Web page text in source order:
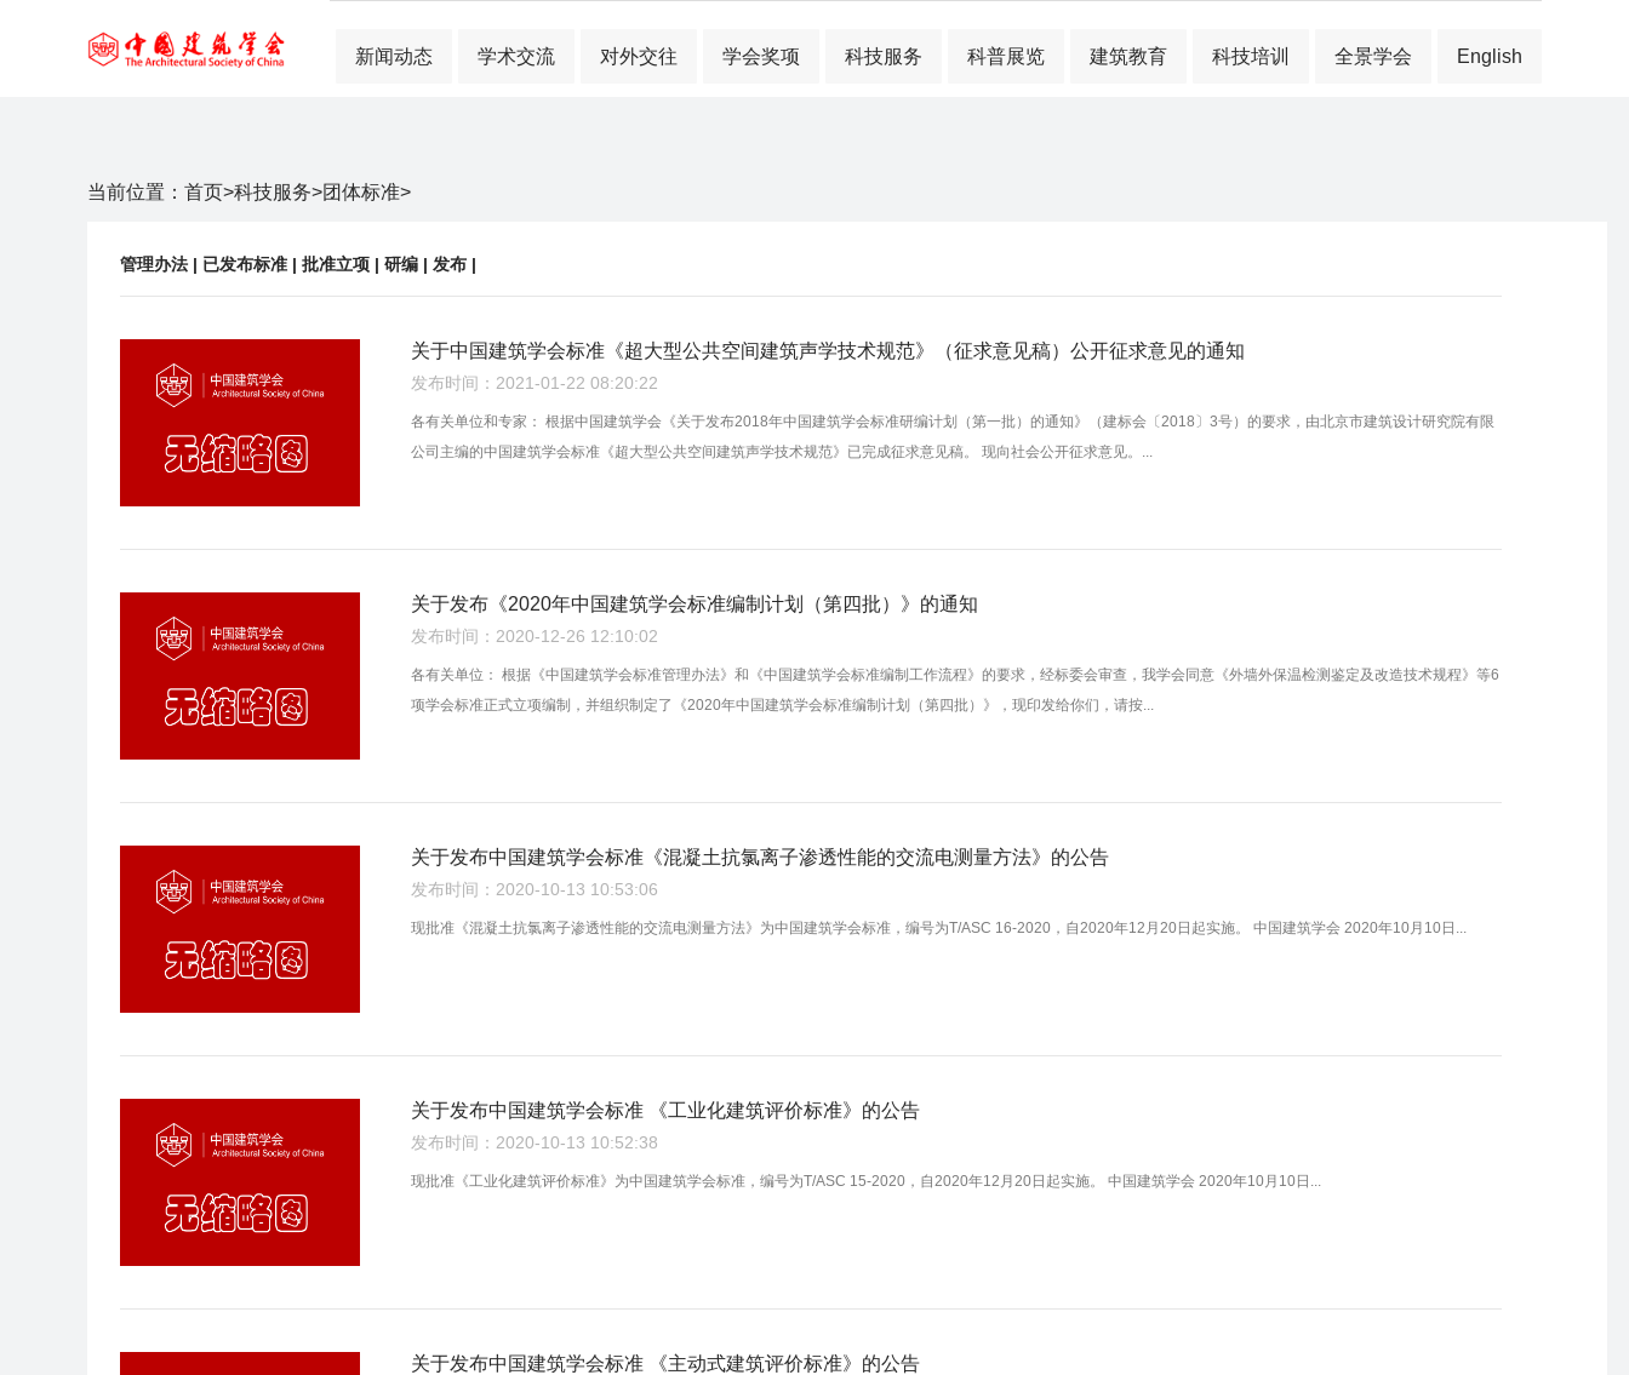
新闻动态 学术交流 对外交往 学会奖项 科技服务 科普展览 建筑教育 科技培训 全景学会 English
当前位置： 首页>科技服务>团体标准>
管理办法 | 已发布标准 | 批准立项 | 研编 | 发布 |
关于中国建筑学会标准《超大型公共空间建筑声学技术规范》（征求意见稿）公开征求意见的通知
发布时间：2021-01-22 08:20:22
各有关单位和专家： 根据中国建筑学会《关于发布2018年中国建筑学会标准研编计划（第一批）的通知》（建标会〔2018〕3号）的要求，由北京市建筑设计研究院有限
公司主编的中国建筑学会标准《超大型公共空间建筑声学技术规范》已完成征求意见稿。 现向社会公开征求意见。...
关于发布《2020年中国建筑学会标准编制计划（第四批）》的通知
发布时间：2020-12-26 12:10:02
各有关单位： 根据《中国建筑学会标准管理办法》和《中国建筑学会标准编制工作流程》的要求，经标委会审查，我学会同意《外墙外保温检测鉴定及改造技术规程》等6
项学会标准正式立项编制，并组织制定了《2020年中国建筑学会标准编制计划（第四批）》，现印发给你们，请按...
关于发布中国建筑学会标准《混凝土抗氯离子渗透性能的交流电测量方法》的公告
发布时间：2020-10-13 10:53:06
现批准《混凝土抗氯离子渗透性能的交流电测量方法》为中国建筑学会标准，编号为T/ASC 16-2020，自2020年12月20日起实施。 中国建筑学会 2020年10月10日...
关于发布中国建筑学会标准 《工业化建筑评价标准》的公告
发布时间：2020-10-13 10:52:38
现批准《工业化建筑评价标准》为中国建筑学会标准，编号为T/ASC 15-2020，自2020年12月20日起实施。 中国建筑学会 2020年10月10日...
关于发布中国建筑学会标准 《主动式建筑评价标准》的公告